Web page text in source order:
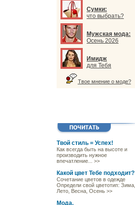
Сумки:
что выбрать?
Мужская мода:
Осень 2026
Имидж
для Тебя
Твое мнение о моде?
Твой стиль = Успех!
Как всегда быть на высоте и
производить нужное
впечатление... >>
Какой цвет Тебе подходит?
Сочетание цветов в одежде
Определи свой цветотип: Зима,
Лето, Весна, Осень >>
Мода.